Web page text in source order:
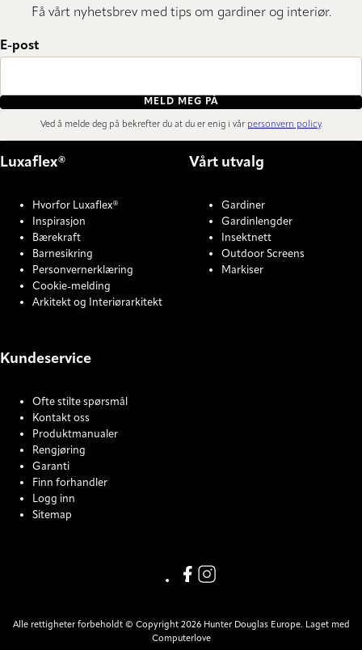
Få vårt nyhetsbrev med tips om gardiner og interiør.
E-post
MELD MEG PÅ
Ved å melde deg på bekrefter du at du er enig i vår personvern policy.
Luxaflex®
Hvorfor Luxaflex®
Inspirasjon
Bærekraft
Barnesikring
Personvernerklæring
Cookie-melding
Arkitekt og Interiørarkitekt
Vårt utvalg
Gardiner
Gardinlengder
Insektnett
Outdoor Screens
Markiser
Kundeservice
Ofte stilte spørsmål
Kontakt oss
Produktmanualer
Rengjøring
Garanti
Finn forhandler
Logg inn
Sitemap
Facebook
Instagram
Alle rettigheter forbeholdt © Copyright 2026 Hunter Douglas Europe. Laget med
Computerlove